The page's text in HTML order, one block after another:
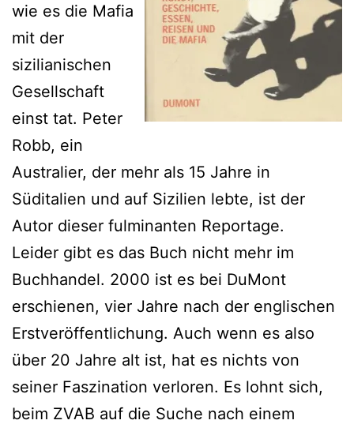
wie es die Mafia
mit der
sizilianischen
Gesellschaft
einst tat. Peter
Robb, ein
Australier, der mehr als 15 Jahre in
Süditalien und auf Sizilien lebte, ist der
Autor dieser fulminanten Reportage.
Leider gibt es das Buch nicht mehr im
Buchhandel. 2000 ist es bei DuMont
erschienen, vier Jahre nach der englischen
Erstveröffentlichung. Auch wenn es also
über 20 Jahre alt ist, hat es nichts von
seiner Faszination verloren. Es lohnt sich,
beim ZVAB auf die Suche nach einem